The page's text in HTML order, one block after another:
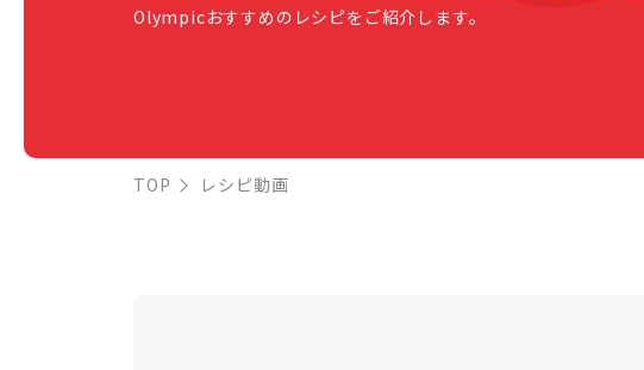
Olympicおすすめのレシピをご紹介します。
TOP レシピ動画